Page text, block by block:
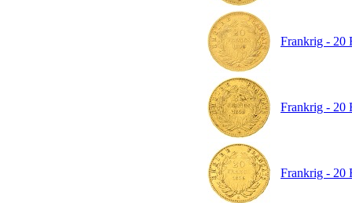
Frankrig - 20
Frankrig - 20
Frankrig - 20